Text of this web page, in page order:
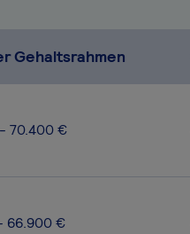
Gehaltsrahmen
70.400 €
66.900 €